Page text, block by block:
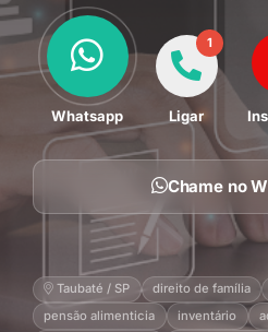
Whatsapp
1
Ligar
Chame no
Taubaté / SP direito de família
pensão alimenticia
inventário